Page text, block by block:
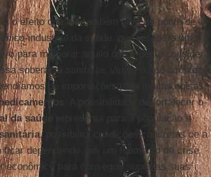
o efeito que ele também gera do ponto de
industrial da saúde, que receberá um
para melhorar aquilo que a gente considera
soberania sanitária. Vimos o que aconteceu
de importações para muitas coisas,
. A possibilidade de fortalecer o
da saúde
representa para a população a
, possibilita condições concretas de a
dependendo, em um momento de crise
econômico para conseguir suprir as suas